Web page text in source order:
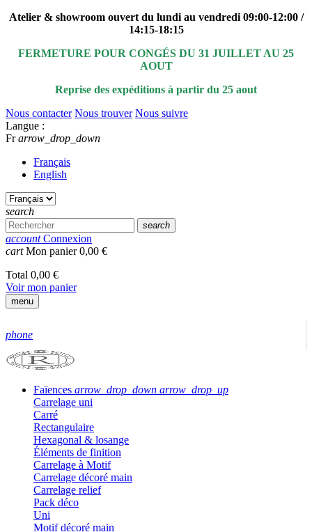
Atelier & showroom ouvert du lundi au vendredi 09:00-12:00 /
14:15-18:15
FERMETURE POUR CONGÉS DU 31 JUILLET AU 25
AOUT
Reprise des expéditions à partir du 25 aout
Nous contacter Nous trouver Nous suivre
Langue :
Fr arrow_drop_down
Français
English
search
search
account Connexion
cart Mon panier0,00 €
Total 0,00 €
Voir mon panier
menu
phone
Faïences arrow_drop_down arrow_drop_up
Carrelage uni
Carré
Rectangulaire
Hexagonal & losange
Éléments de finition
Carrelage à Motif
Carrelage décoré main
Carrelage relief
Pack déco
Uni
Motif décoré main